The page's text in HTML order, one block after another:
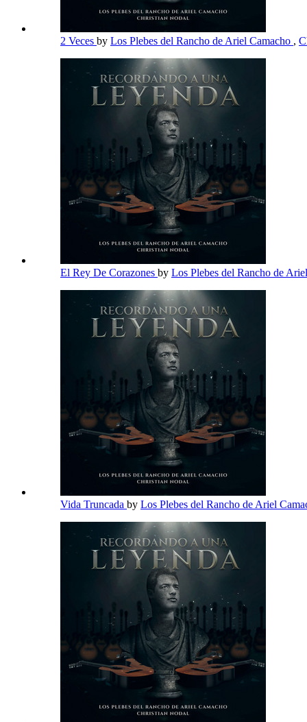
2 Veces by Los Plebes del Rancho de Ariel Camacho ,
El Rey De Corazones by Los Plebes del Rancho de
Vida Truncada by Los Plebes del Rancho de Ariel